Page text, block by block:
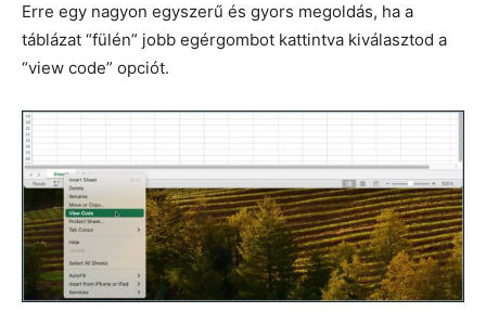
Erre egy nagyon egyszerű és gyors megoldás, ha a
táblázat “fülén” jobb egérgombot kattintva kiválasztod a
“view code” opciót.